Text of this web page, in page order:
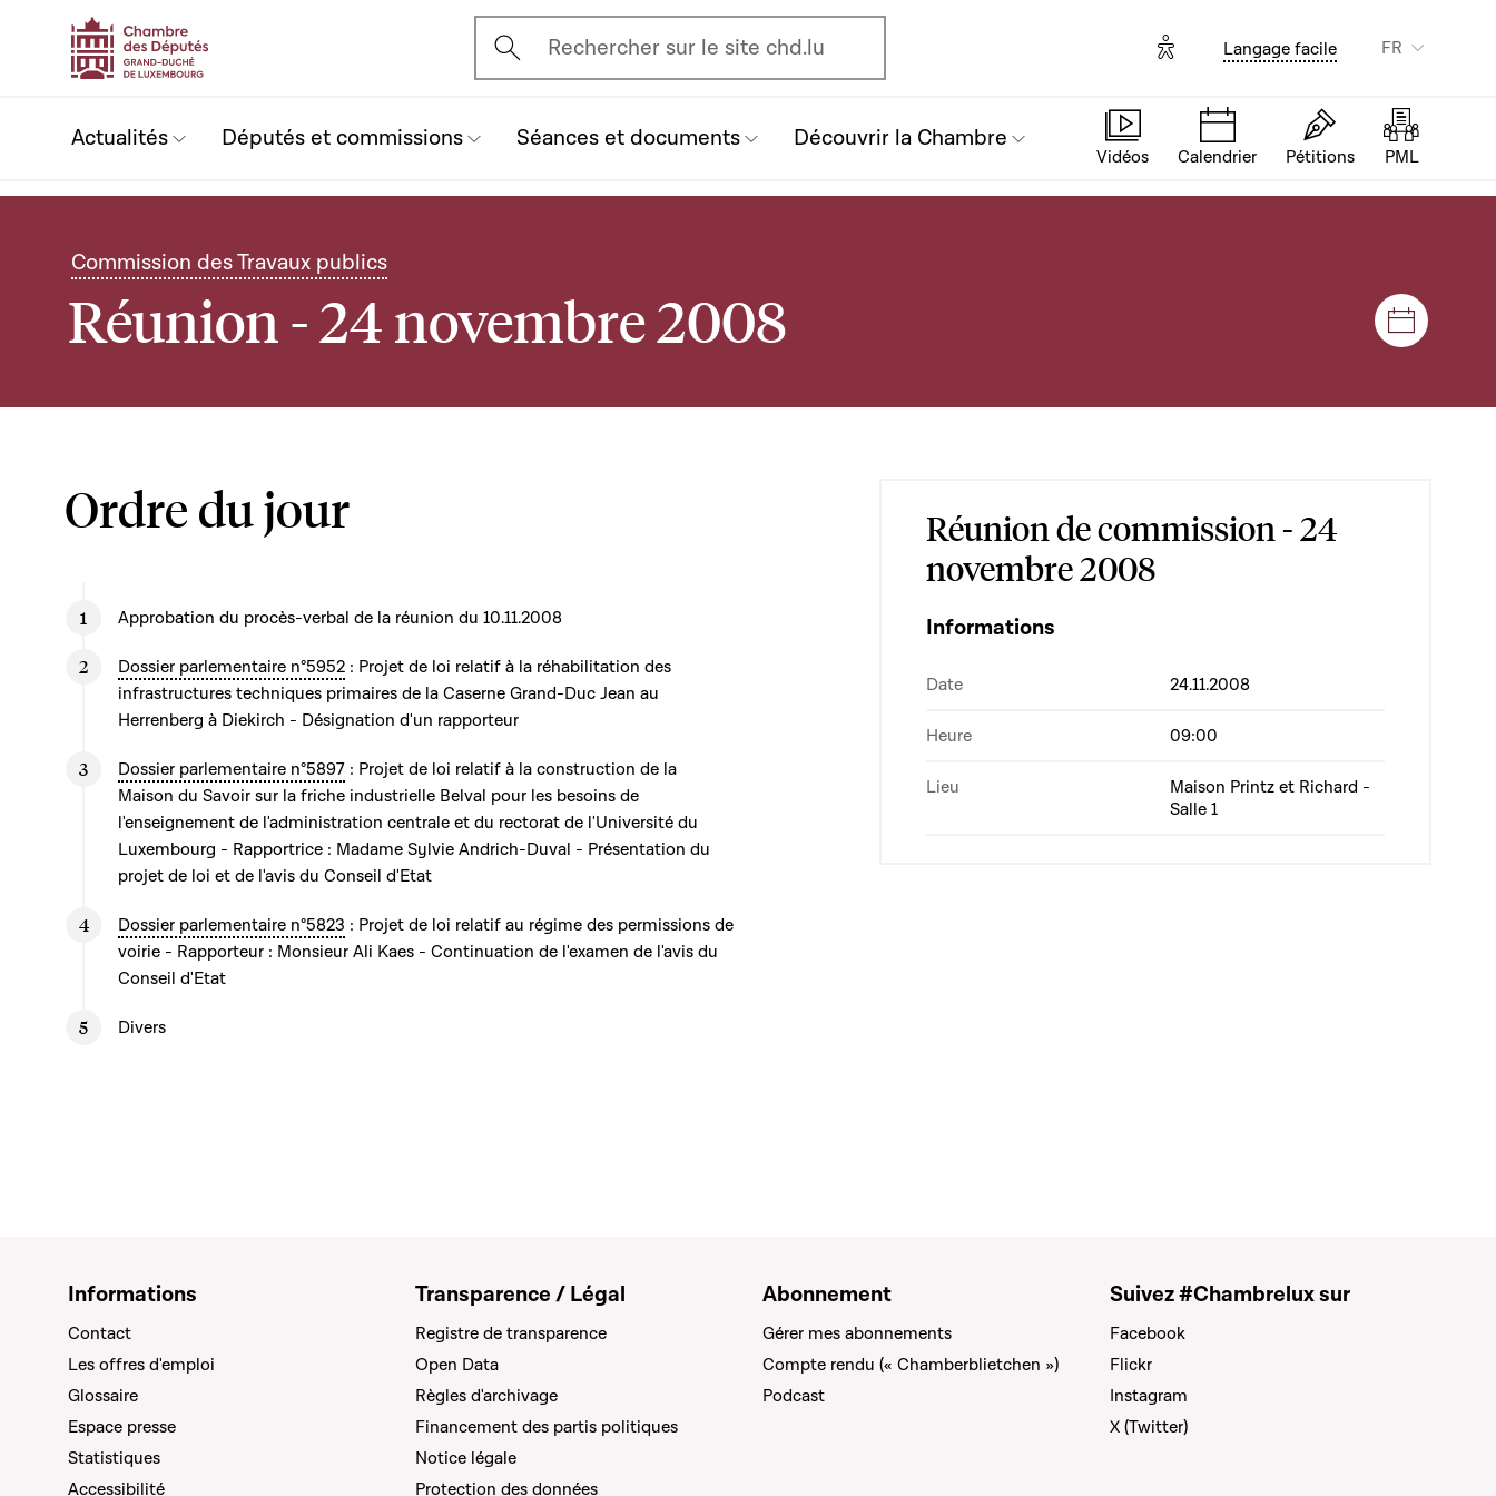
Ouvrir l'écran de recherche
Rechercher sur le site chd.lu Options d'accessibilité
Langage facile FR
Actualités Députés et commissions Séances et documents Découvrir la Chambre
Vidéos Calendrier Pétitions PML
Commission des Travaux publics
Réunion - 24 novembre 2008 Séances
Ordre du jour
Approbation du procès-verbal de la réunion du 10.11.2008
Dossier parlementaire n°5952 : Projet de loi relatif à la réhabilitation des
infrastructures techniques primaires de la Caserne Grand-Duc Jean au
Herrenberg à Diekirch - Désignation d'un rapporteur
Dossier parlementaire n°5897 : Projet de loi relatif à la construction de la
Maison du Savoir sur la friche industrielle Belval pour les besoins de
l'enseignement de l'administration centrale et du rectorat de l'Université du
Luxembourg - Rapportrice : Madame Sylvie Andrich-Duval - Présentation du
projet de loi et de l'avis du Conseil d'Etat
Dossier parlementaire n°5823 : Projet de loi relatif au régime des permissions de
voirie - Rapporteur : Monsieur Ali Kaes - Continuation de l'examen de l'avis du
Conseil d'Etat
Divers
Réunion de commission - 24
novembre 2008
Informations
Date 24.11.2008
Heure 09:00
Lieu
Maison Printz et Richard -
Salle 1
Informations
Contact
Les offres d'emploi
Glossaire
Espace presse
Statistiques
Accessibilité
Transparence / Légal
Registre de transparence
Open Data
Règles d'archivage
Financement des partis politiques
Notice légale
Protection des données
Abonnement
Gérer mes abonnements
Compte rendu (« Chamberblietchen »)
Podcast
Suivez #Chambrelux sur
Facebook
Flickr
Instagram
X (Twitter)